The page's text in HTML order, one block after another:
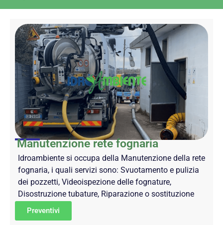
Manutenzione rete fognaria
Idroambiente si occupa della Manutenzione della rete
fognaria, i quali servizi sono: Svuotamento e pulizia
dei pozzetti, Videoispezione delle fognature,
Disostruzione tubature, Riparazione o sostituzione
Preventivi